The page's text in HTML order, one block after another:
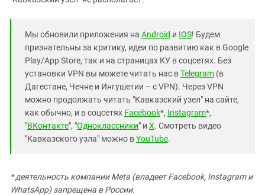
Мы обновили приложения на Android и IOS! Будем
признательны за критику, идеи по развитию как в Google
Play/App Store, так и на страницах КУ в соцсетях. Без
установки VPN вы можете читать нас вTelegram (в
Дагестане, Чечне и Ингушетии – с VPN). Через VPN
можно продолжать читать "Кавказский узел" на сайте,
как обычно, и в соцсетях Facebook*, Instagram*,
"ВКонтакте", "Одноклассники" и X. Смотреть видео
"Кавказского узла" можно вYouTube.
* деятельность компании Meta (владеет Facebook, Instagram и
WhatsApp) запрещена в России.